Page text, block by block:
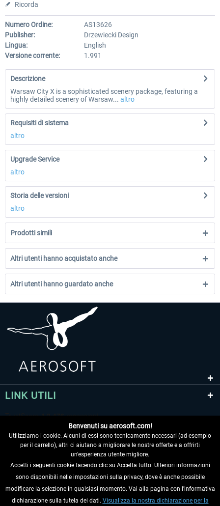
Ricorda
Numero Ordine:
AS13626
Publisher:
Drzewiecki Design
Lingua:
English
Versione corrente:
1.991
Descrizione
Warsaw City X is a sophisticated scenery package, featuring a
highly detailed scenery of Warsaw... altro
Requisiti di sistema
altro
Upgrade Service
altro
Storia delle versioni
altro
Prodotti simili
Altri utenti hanno acquistato anche
Altri utenti hanno guardato anche
LINK UTILI
RECEDERE DAL CONTRATTO
Benvenuti su aerosoft.com!
Utilizziamo i cookie. Alcuni di essi sono tecnicamente necessari (ad esempio
per il carrello), altri ci aiutano a migliorare le nostre offerte e a offrirti
un'esperienza utente migliore.
Accetti i seguenti cookie facendo clic su Accetta tutto. Ulteriori informazioni
sono disponibili nelle impostazioni sulla privacy, dove è anche possibile
modificare la selezione in qualsiasi momento. Vai alla pagina con l'informativa
dichiarazione sulla tutela dei dati. Visualizza la nostra dichiarazione per la